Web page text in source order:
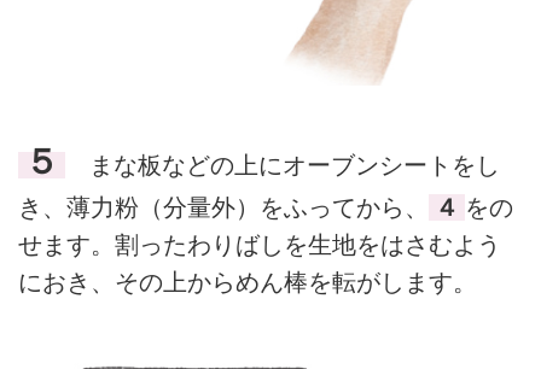
５
まな板などの上にオーブンシートをし
き、薄力粉（分量外）をふってから、
４ をの
せます。割ったわりばしを生地をはさむよう
におき、その上からめん棒を転がします。